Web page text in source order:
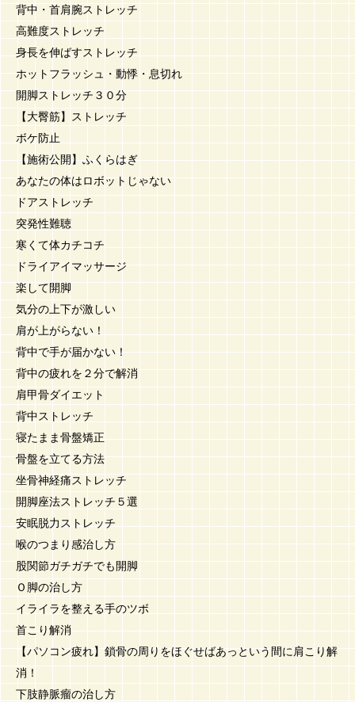
背中・首肩腕ストレッチ
高難度ストレッチ
身長を伸ばすストレッチ
ホットフラッシュ・動悸・息切れ
開脚ストレッチ３０分
【大臀筋】ストレッチ
ボケ防止
【施術公開】ふくらはぎ
あなたの体はロボットじゃない
ドアストレッチ
突発性難聴
寒くて体カチコチ
ドライアイマッサージ
楽して開脚
気分の上下が激しい
肩が上がらない！
背中で手が届かない！
背中の疲れを２分で解消
肩甲骨ダイエット
背中ストレッチ
寝たまま骨盤矯正
骨盤を立てる方法
坐骨神経痛ストレッチ
開脚座法ストレッチ５選
安眠脱力ストレッチ
喉のつまり感治し方
股関節ガチガチでも開脚
Ｏ脚の治し方
イライラを整える手のツボ
首こり解消
【パソコン疲れ】鎖骨の周りをほぐせばあっという間に肩こり解
消！
下肢静脈瘤の治し方